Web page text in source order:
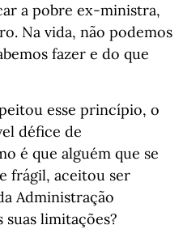
a pobre ex-ministra,
Na vida, não podemos
fazer e do que
esse princípio, o
défice de
é que alguém que se
frágil, aceitou ser
Administração
suas limitações?